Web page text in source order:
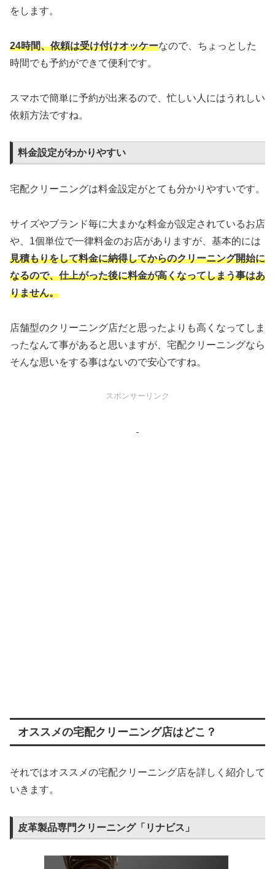
をします。
24時間、依頼は受け付けオッケーなので、ちょっとした
時間でも予約ができて便利です。
スマホで簡単に予約が出来るので、忙しい人にはうれしい
依頼方法ですね。
料金設定がわかりやすい
宅配クリーニングは料金設定がとても分かりやすいです。
サイズやブランド毎に大まかな料金が設定されているお店
や、1個単位で一律料金のお店がありますが、基本的には
見積もりをして料金に納得してからのクリーニング開始に
なるので、仕上がった後に料金が高くなってしまう事はあ
りません。
店舗型のクリーニング店だと思ったよりも高くなってしま
ったなんて事があると思いますが、宅配クリーニングなら
そんな思いをする事はないので安心ですね。
スポンサーリンク
オススメの宅配クリーニング店はどこ？
それではオススメの宅配クリーニング店を詳しく紹介して
いきます。
皮革製品専門クリーニング「リナビス」